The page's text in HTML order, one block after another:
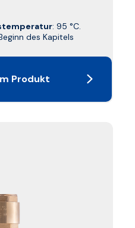
: 95 °C.
des Kapitels
Produkt